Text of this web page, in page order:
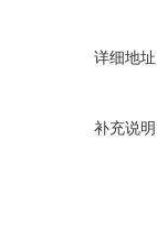
详细地
补充说